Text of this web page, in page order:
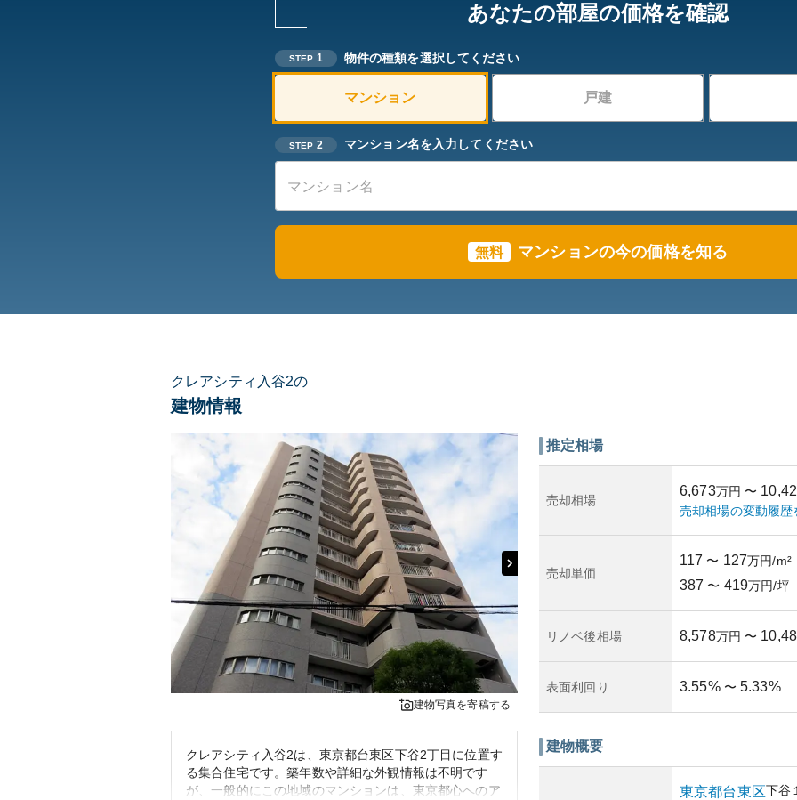
あなたの部屋の価格を確認
STEP 1 物件の種類を選択してください
マンション 戸建
STEP 2 マンション名を入力してください
無料 マンションの今の価格を知る
クレアシティ入谷2の
建物情報
建物写真を寄稿する
クレアシティ入谷2は、東京都台東区下谷2丁目に位置す
る集合住宅です。築年数や詳細な外観情報は不明です
が、一般的にこの地域のマンションは、東京都心へのア
推定相場
売却相場
6,673万円 〜
売却相場の変動履歴
売却単価
117 〜 127万円/m²
387 〜 419万円/坪
リノベ後相場 8,578万円 〜
表面利回り 3.55% 〜 5.33%
建物概要
東京都台東区下谷